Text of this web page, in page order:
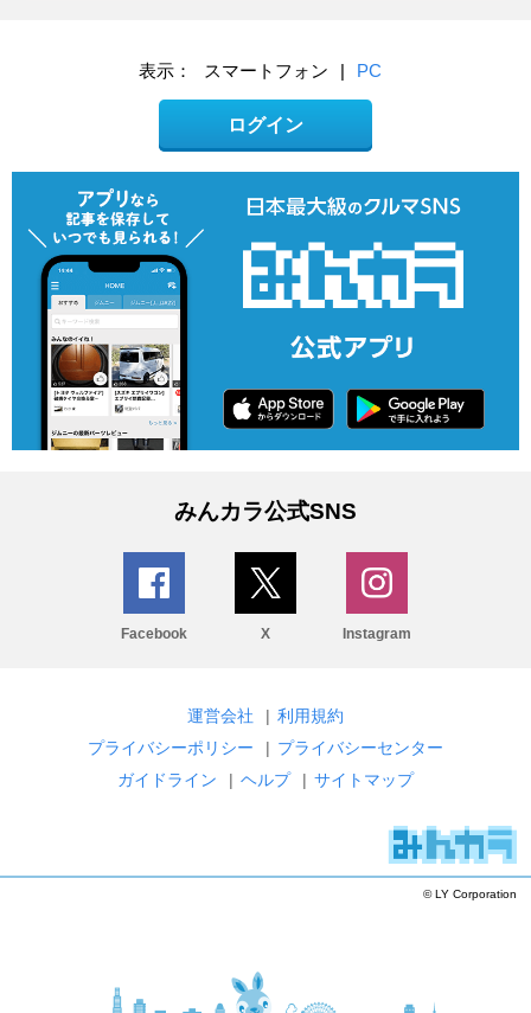
表示： スマートフォン | PC
ログイン
みんカラ公式SNS
Facebook X Instagram
運営会社 | 利用規約
プライバシーポリシー
| プライバシーセンター
ガイドライン
| ヘルプ | サイトマップ
© LY Corporation